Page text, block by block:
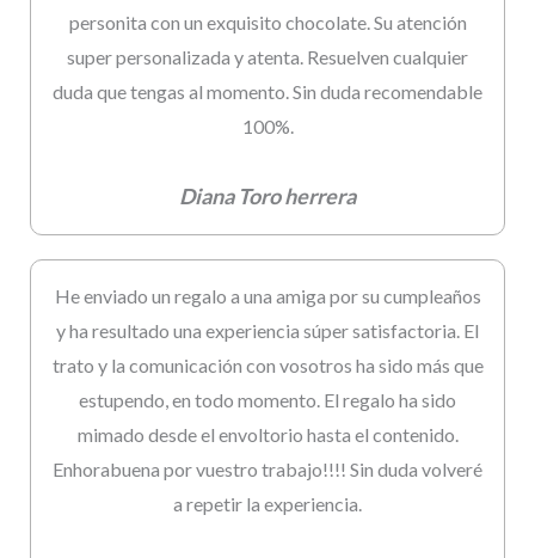
personita con un exquisito chocolate. Su atención
super personalizada y atenta. Resuelven cualquier
duda que tengas al momento. Sin duda recomendable
100%.
Diana Toro herrera
He enviado un regalo a una amiga por su cumpleaños
y ha resultado una experiencia súper satisfactoria. El
trato y la comunicación con vosotros ha sido más que
estupendo, en todo momento. El regalo ha sido
mimado desde el envoltorio hasta el contenido.
Enhorabuena por vuestro trabajo!!!! Sin duda volveré
a repetir la experiencia.